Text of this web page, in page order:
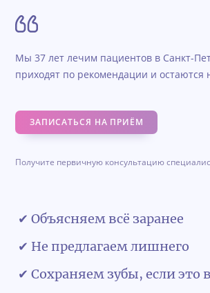
Мы 37 лет лечим пациентов в Санкт-
приходят по рекомендации и остаются
ЗАПИСАТЬСЯ НА ПРИЁМ
Получите первичную консультацию
✔ Объясняем всё заранее
✔ Не предлагаем лишнего
✔ Сохраняем зубы, если это